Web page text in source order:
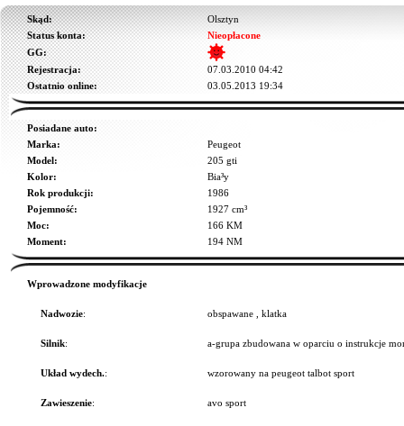
Skąd:
Olsztyn
Status konta:
Nieopłacone
GG:
Rejestracja:
07.03.2010 04:42
Ostatnio online:
03.05.2013 19:34
Posiadane auto:
Marka:
Peugeot
Model:
205 gti
Kolor:
Bia³y
Rok produkcji:
1986
Pojemność:
1927 cm³
Moc:
166 KM
Moment:
194 NM
Wprowadzone modyfikacje
Nadwozie: obspawane , klatka
Silnik: a-grupa zbudowana w oparciu o instrukcje
Układ wydech.: wzorowany na peugeot talbot sport
Zawieszenie: avo sport